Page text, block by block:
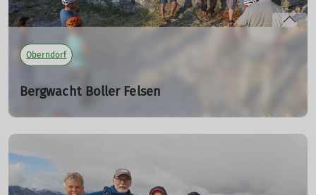
Oberndorf
Bergwacht Boller Felsen
04.10.2022
Üben für den Ernstfall